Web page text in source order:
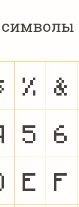
% &
5 6
E F